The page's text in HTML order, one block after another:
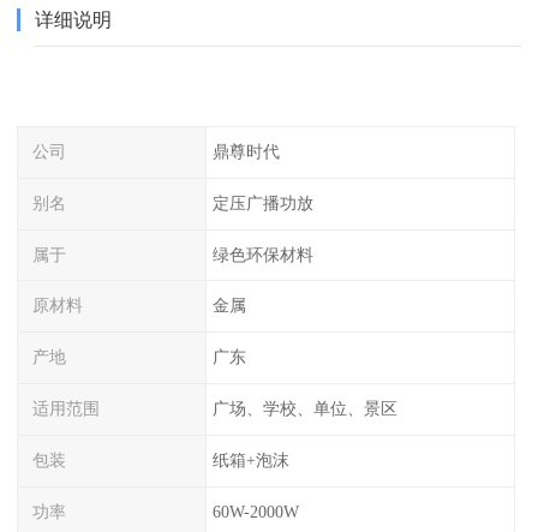
详细说明
公司 鼎尊时代
别名 定压广播功放
属于 绿色环保材料
原材料 金属
产地 广东
适用范围 广场、学校、单位、景区
包装 纸箱+泡沫
功率 60W-2000W